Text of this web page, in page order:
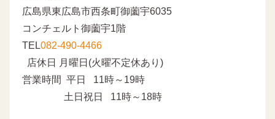
広島県東広島市西条町御薗宇6035
コンチェルト御薗宇1階
TEL082-490-4466
店休日 月曜日(火曜不定休あり)
営業時間 平日 11時～19時
土日祝日 11時～18時